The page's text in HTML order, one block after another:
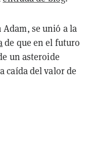
se unió a la
de que en el futuro
un asteroide
caída del valor de